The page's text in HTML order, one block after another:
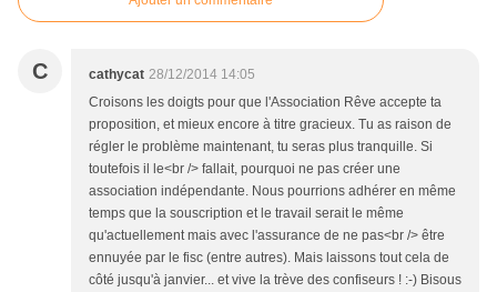
C cathycat 28/12/2014 14:05
Croisons les doigts pour que l'Association Rêve accepte ta
proposition, et mieux encore à titre gracieux. Tu as raison de
régler le problème maintenant, tu seras plus tranquille. Si
toutefois il le<br /> fallait, pourquoi ne pas créer une
association indépendante. Nous pourrions adhérer en même
temps que la souscription et le travail serait le même
qu'actuellement mais avec l'assurance de ne pas<br /> être
ennuyée par le fisc (entre autres). Mais laissons tout cela de
côté jusqu'à janvier... et vive la trève des confiseurs ! :-) Bisous